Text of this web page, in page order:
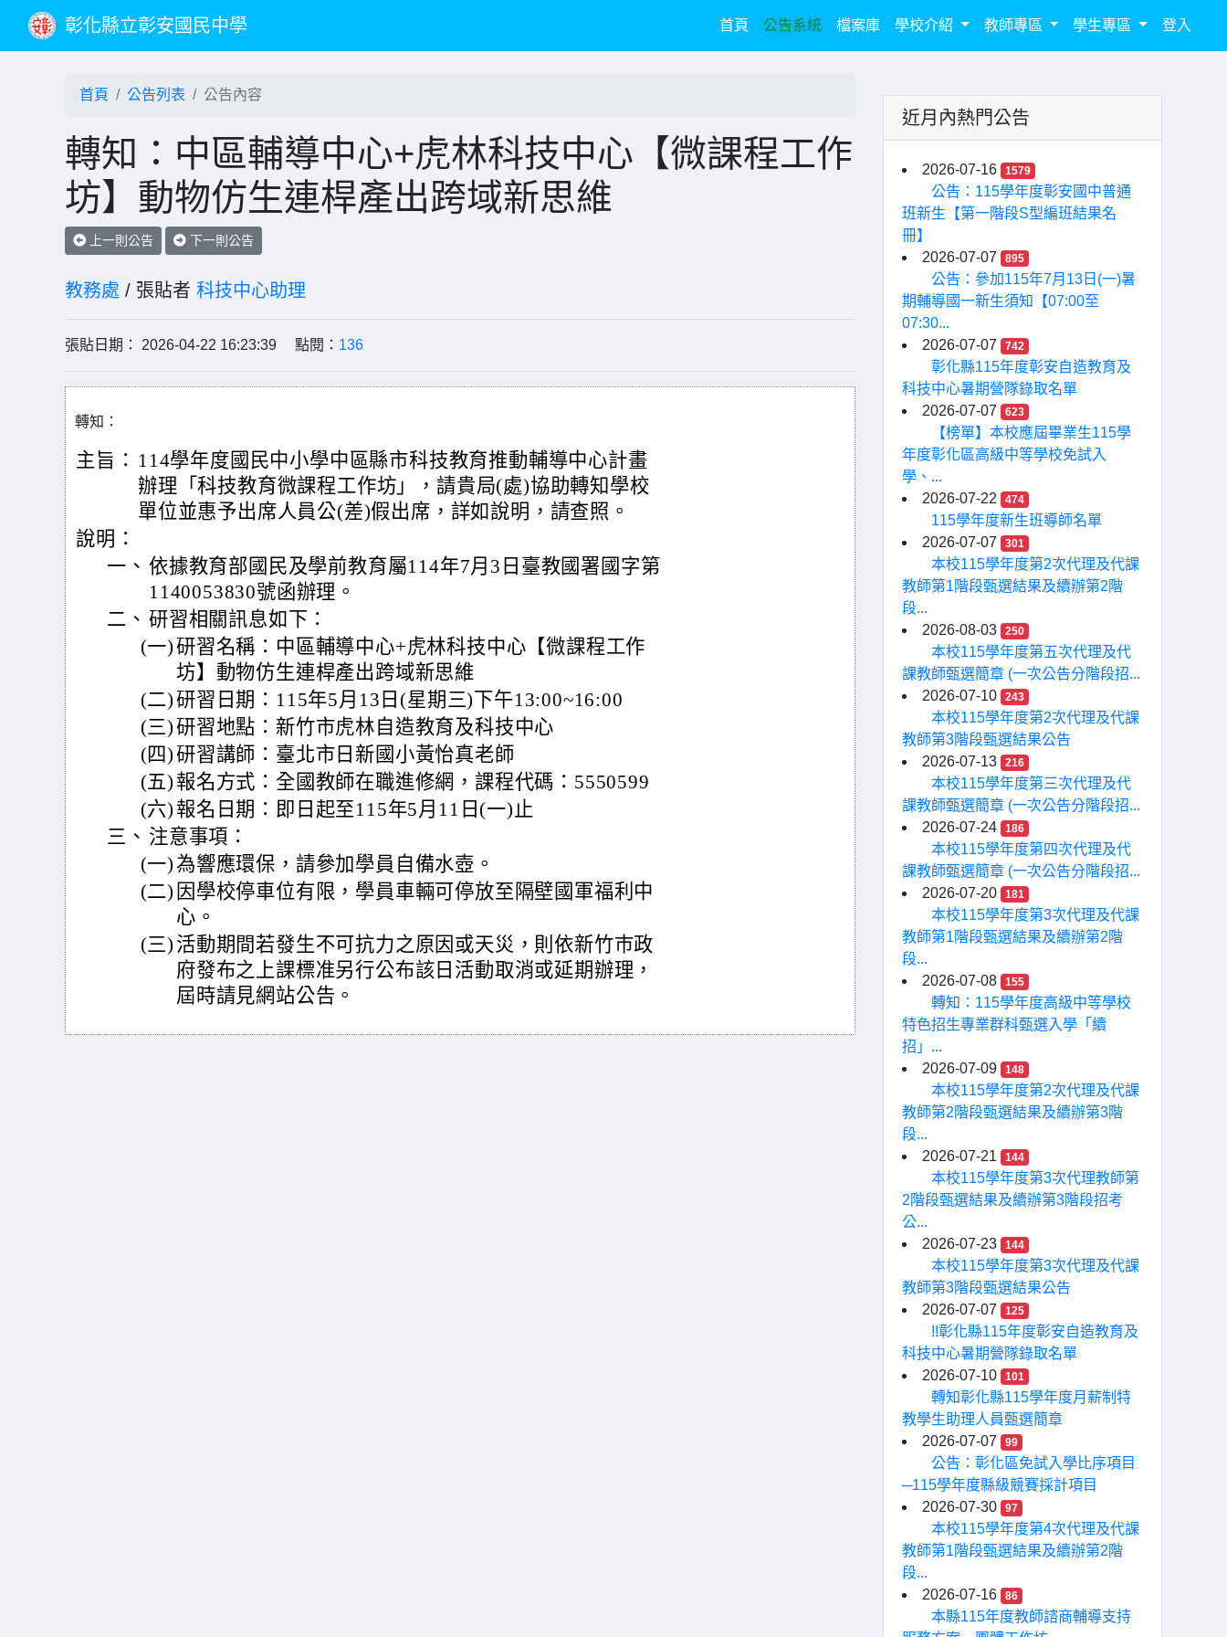
彰化縣立彰安國民中學 首頁(current)
公告系統 檔案庫 學校介紹 教師專區 學生專區 登入
首頁 公告列表 公告內容
轉知：中區輔導中心+虎林科技中心【微課程工作
坊】動物仿生連桿產出跨域新思維
上一則公告 下一則公告
教務處 / 張貼者 科技中心助理
張貼日期： 2026-04-22 16:23:39 點閱： 136
轉知：
主旨： 114學年度國民中小學中區縣市科技教育推動輔導中心計畫
辦理「科技教育微課程工作坊」，請貴局(處)協助轉知學校
單位並惠予出席人員公(差)假出席，詳如說明，請查照。
說明：
一、 依據教育部國民及學前教育屬114年7月3日臺教國署國字第
1140053830號函辦理。
二、 研習相關訊息如下：
(一)研習名稱：中區輔導中心+虎林科技中心【微課程工作
坊】動物仿生連桿產出跨域新思維
(二)研習日期：115年5月13日(星期三)下午13:00~16:00
(三)研習地點：新竹市虎林自造教育及科技中心
(四)研習講師：臺北市日新國小黃怡真老師
(五) 報名方式：全國教師在職進修網，課程代碼：5550599
(六) 報名日期：即日起至115年5月11日(一)止
三、 注意事項：
(一)為響應環保，請參加學員自備水壺。
(二) 因學校停車位有限，學員車輛可停放至隔壁國軍福利中
心。
(三) 活動期間若發生不可抗力之原因或天災，則依新竹巿政
府發布之上課標准另行公布該日活動取消或延期辦理，
屆時請見網站公告。
近月內熱門公告
2026-07-16 1579
公告：115學年度彰安國中普通
班新生【第一階段S型編班結果名
冊】
2026-07-07
895
公告：參加115年7月13日(一)暑
期輔導國一新生須知【07:00至
07:30...
2026-07-07
742
彰化縣115年度彰安自造教育及
科技中心暑期營隊錄取名單
2026-07-07
623
【榜單】本校應屆畢業生115學
年度彰化區高級中等學校免試入
學、...
2026-07-22
474
115學年度新生班導師名單
2026-07-07
301
本校115學年度第2次代理及代課
教師第1階段甄選結果及續辦第2階
段...
2026-08-03
250
本校115學年度第五次代理及代
課教師甄選簡章 (一次公告分階段招...
2026-07-10
243
本校115學年度第2次代理及代課
教師第3階段甄選結果公告
2026-07-13
216
本校115學年度第三次代理及代
課教師甄選簡章 (一次公告分階段招...
2026-07-24
186
本校115學年度第四次代理及代
課教師甄選簡章 (一次公告分階段招...
2026-07-20
181
本校115學年度第3次代理及代課
教師第1階段甄選結果及續辦第2階
段...
2026-07-08
155
轉知：115學年度高級中等學校
特色招生專業群科甄選入學「續
招」...
2026-07-09
148
本校115學年度第2次代理及代課
教師第2階段甄選結果及續辦第3階
段...
2026-07-21
144
本校115學年度第3次代理教師第
2階段甄選結果及續辦第3階段招考
公...
2026-07-23
144
本校115學年度第3次代理及代課
教師第3階段甄選結果公告
2026-07-07
125
!!彰化縣115年度彰安自造教育及
科技中心暑期營隊錄取名單
2026-07-10
101
轉知彰化縣115學年度月薪制特
教學生助理人員甄選簡章
2026-07-07
99
公告：彰化區免試入學比序項目
─115學年度縣級競賽採計項目
2026-07-30
97
本校115學年度第4次代理及代課
教師第1階段甄選結果及續辦第2階
段...
2026-07-16
86
本縣115年度教師諮商輔導支持